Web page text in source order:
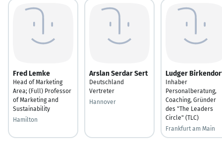
Fred Lemke
Head of Marketing
Area; (Full) Professor
of Marketing and
Sustainability
Hamilton
Arslan Serdar Sert
Deutschland
Vertreter
Hannover
Ludger
Inhaber
Personalberatung,
Coaching, Gründer
des "The Leaders
Circle" (TLC)
Frankfurt am Main